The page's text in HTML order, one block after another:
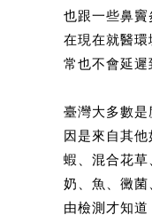
也跟一些鼻
在現在就醫環
常也不會延遲
臺灣大多數
因是來自其他
蝦、混合花
奶、魚、黴
由檢測才知